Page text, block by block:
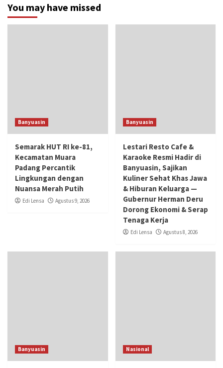
You may have missed
Banyuasin
Semarak HUT RI ke-81,
Kecamatan Muara
Padang Percantik
Lingkungan dengan
Nuansa Merah Putih
Edi Lensa Agustus 9, 2026
Banyuasin
Lestari Resto Cafe &
Karaoke Resmi Hadir di
Banyuasin, Sajikan
Kuliner Sehat Khas Jawa
& Hiburan Keluarga —
Gubernur Herman Deru
Dorong Ekonomi & Serap
Tenaga Kerja
Edi Lensa Agustus 8, 2026
Banyuasin Nasional